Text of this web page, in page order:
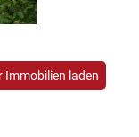
Immobilien laden